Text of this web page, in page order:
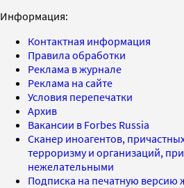
Информация:
Контактная информация
Правила обработки
Реклама в журнале
Реклама на сайте
Условия перепечатки
Архив
Вакансии в Forbes Russia
Сканер иноагентов,
терроризму и организаций,
нежелательными
Подписка на печатную версию